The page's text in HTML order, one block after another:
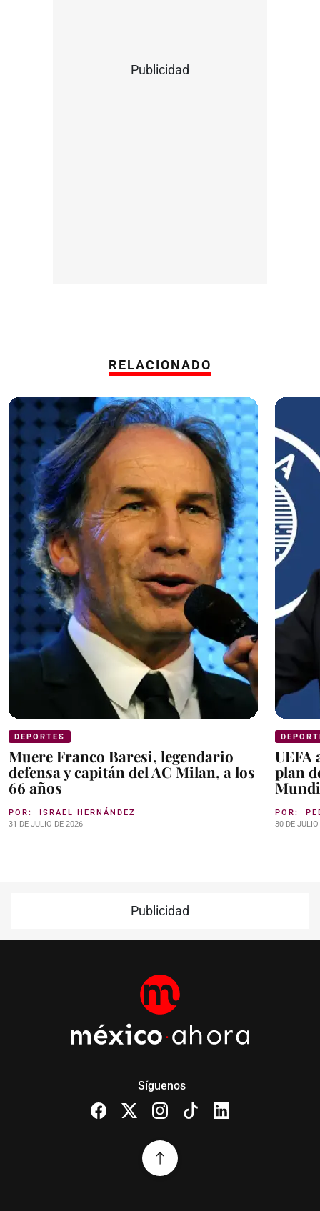
Publicidad
RELACIONADO
DEPORTES
Muere Franco Baresi, legendario
defensa y capitán del AC Milan, a los
66 años
POR:
ISRAEL HERNÁNDEZ
31 DE JULIO DE 2026
UEFA
plan
POR:
30 DE
Publicidad
Síguenos